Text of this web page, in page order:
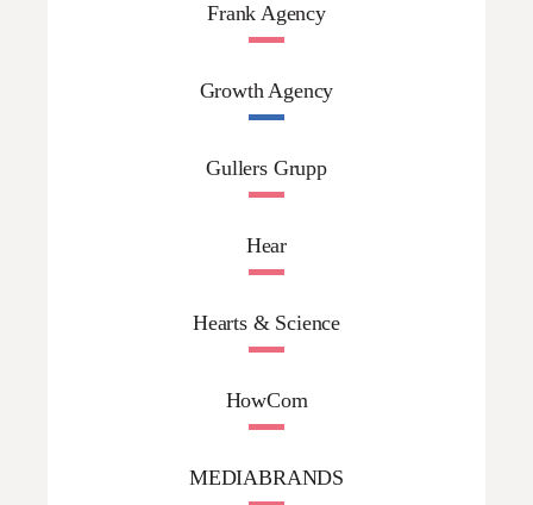
Frank Agency
Growth Agency
Gullers Grupp
Hear
Hearts & Science
HowCom
MEDIABRANDS